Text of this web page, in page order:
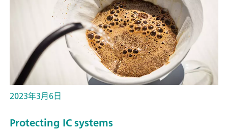
2023年3月6日
Protecting IC systems